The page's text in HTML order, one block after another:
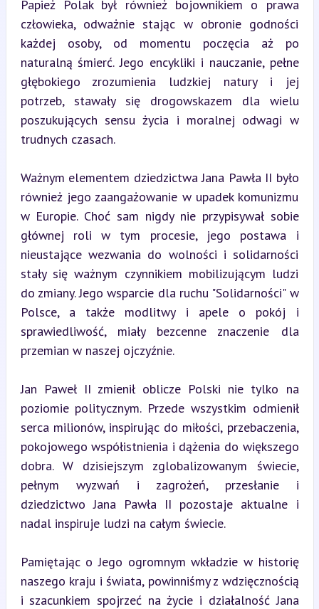
Papież Polak był również bojownikiem o prawa
człowieka, odważnie stając w obronie godności
każdej osoby, od momentu poczęcia aż po
naturalną śmierć. Jego encykliki i nauczanie, pełne
głębokiego zrozumienia ludzkiej natury i jej
potrzeb, stawały się drogowskazem dla wielu
poszukujących sensu życia i moralnej odwagi w
trudnych czasach.
Ważnym elementem dziedzictwa Jana Pawła II było
również jego zaangażowanie w upadek komunizmu
w Europie. Choć sam nigdy nie przypisywał sobie
głównej roli w tym procesie, jego postawa i
nieustające wezwania do wolności i solidarności
stały się ważnym czynnikiem mobilizującym ludzi
do zmiany. Jego wsparcie dla ruchu "Solidarności" w
Polsce, a także modlitwy i apele o pokój i
sprawiedliwość, miały bezcenne znaczenie dla
przemian w naszej ojczyźnie.
Jan Paweł II zmienił oblicze Polski nie tylko na
poziomie politycznym. Przede wszystkim odmienił
serca milionów, inspirując do miłości, przebaczenia,
pokojowego współistnienia i dążenia do większego
dobra. W dzisiejszym zglobalizowanym świecie,
pełnym wyzwań i zagrożeń, przesłanie i
dziedzictwo Jana Pawła II pozostaje aktualne i
nadal inspiruje ludzi na całym świecie.
Pamiętając o Jego ogromnym wkładzie w historię
naszego kraju i świata, powinniśmy z wdzięcznością
i szacunkiem spojrzeć na życie i działalność Jana